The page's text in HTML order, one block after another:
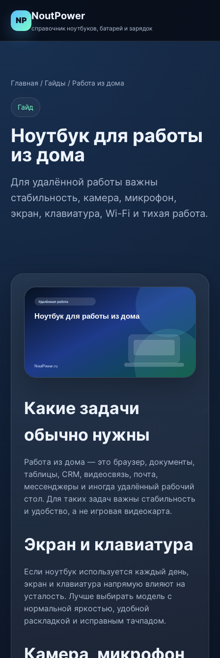
NP NoutPower
справочник ноутбуков, батарей и зарядок
Главная / Гайды / Работа из дома
Гайд
Ноутбук для работы
из дома
Для удалённой работы важны
стабильность, камера, микрофон,
экран, клавиатура, Wi-Fi и тихая работа.
Какие задачи
обычно нужны
Работа из дома — это браузер, документы,
таблицы, CRM, видеосвязь, почта,
мессенджеры и иногда удалённый рабочий
стол. Для таких задач важны стабильность
и удобство, а не игровая видеокарта.
Экран и клавиатура
Если ноутбук используется каждый день,
экран и клавиатура напрямую влияют на
усталость. Лучше выбирать модель с
нормальной яркостью, удобной
раскладкой и исправным тачпадом.
Камера, микрофон